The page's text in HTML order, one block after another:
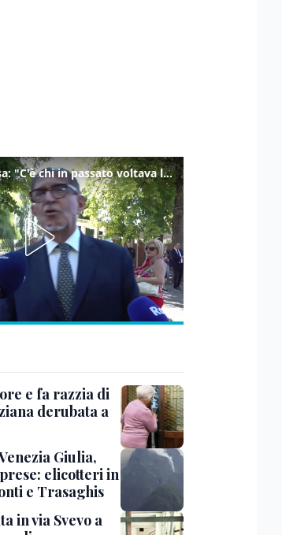
Marcinelle, La Russa: "C'è chi in passato voltava le spalle a Marcinelle"
e fa razzia di
derubata a
Giulia,
elicotteri in
e Trasaghis
in via Svevo a